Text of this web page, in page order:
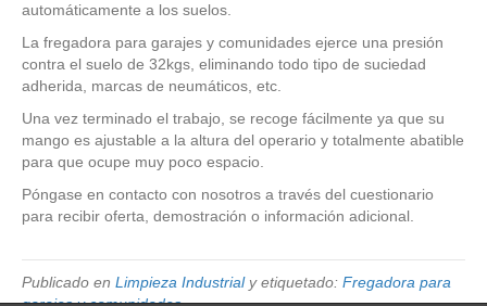
automáticamente a los suelos.
La fregadora para garajes y comunidades ejerce una presión
contra el suelo de 32kgs, eliminando todo tipo de suciedad
adherida, marcas de neumáticos, etc.
Una vez terminado el trabajo, se recoge fácilmente ya que su
mango es ajustable a la altura del operario y totalmente abatible
para que ocupe muy poco espacio.
Póngase en contacto con nosotros a través del cuestionario
para recibir oferta, demostración o información adicional.
Publicado en Limpieza Industrialy etiquetado: Fregadora para